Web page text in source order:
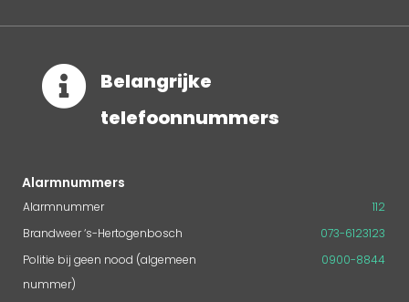

Belangrijke
telefoonnummers
Alarmnummers
Alarmnummer
112
Brandweer ‘s-Hertogenbosch
073-6123123
Politie bij geen nood (algemeen
nummer)
0900-8844